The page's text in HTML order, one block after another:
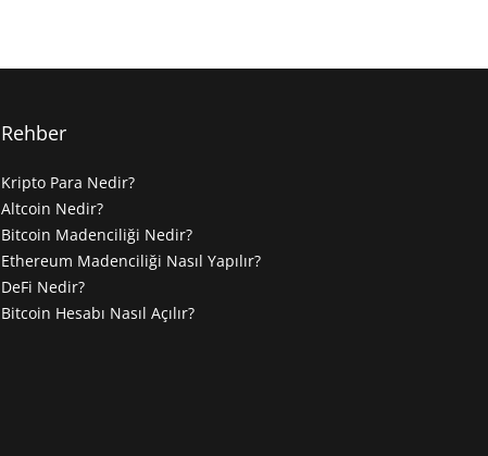
Rehber
Kripto Para Nedir?
Altcoin Nedir?
Bitcoin Madenciliği Nedir?
Ethereum Madenciliği Nasıl Yapılır?
DeFi Nedir?
Bitcoin Hesabı Nasıl Açılır?